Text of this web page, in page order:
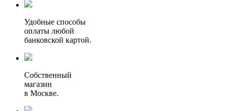
Удобные способы
оплаты любой
банковской картой.
Собственный
магазин
в Москве.